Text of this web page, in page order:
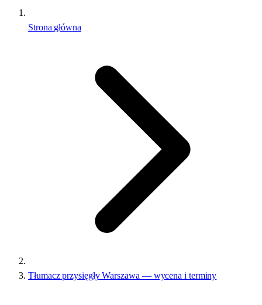
Strona główna
Tłumacz przysięgły Warszawa — wycena i terminy